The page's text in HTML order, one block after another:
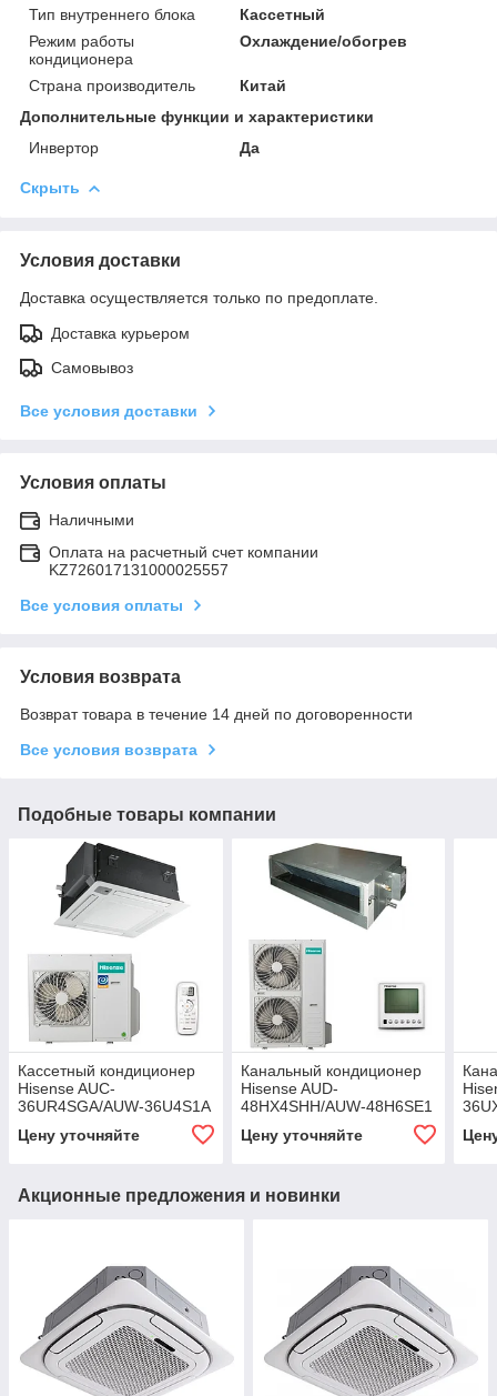
Тип внутреннего блока
Кассетный
Режим работы
кондиционера
Охлаждение/обогрев
Страна производитель
Китай
Дополнительные функции и характеристики
Инвертор
Да
Скрыть
Условия доставки
Доставка осуществляется только по предоплате.
Доставка курьером
Самовывоз
Все условия доставки
Условия оплаты
Наличными
Оплата на расчетный счет компании
KZ726017131000025557
Все условия оплаты
Условия возврата
Возврат товара в течение 14 дней по договоренности
Все условия возврата
Подобные товары компании
Кассетный кондиционер
Hisense AUC-
36UR4SGA/AUW-36U4S1A
Цену уточняйте
Канальный кондиционер
Hisense AUD-
48HX4SHH/AUW-48H6SE1
Цену уточняйте
Акционные предложения и новинки